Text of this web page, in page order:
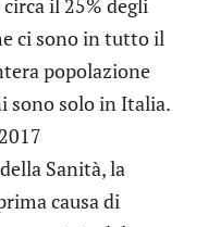
ci sono in tutto il
popolazione
sono solo in Italia.
Sanità, la
causa di